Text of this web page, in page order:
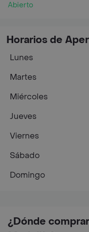
Abierto
¿Dónde
Horarios de
Lunes
Martes
Miércoles
Jueves
Viernes
Sábado
Domingo